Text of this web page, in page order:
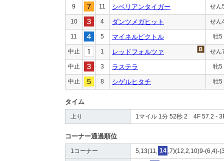
9 11 シベリアンタイガー せん
10 4 ダンツメガヒット せん
11 5 マイネルピクトル 牡5
中止 1 レッドフォルツァ せん
中止 3 ラステラ 牝5
中止 8 シゲルヒタチ 牡5
タイム
上り 1マイル 1分 52秒 2 4F 57.2 -
コーナー通過順位
1コーナー 5,13(11, 14 ,7)(12,2,10)9-(6,4)-